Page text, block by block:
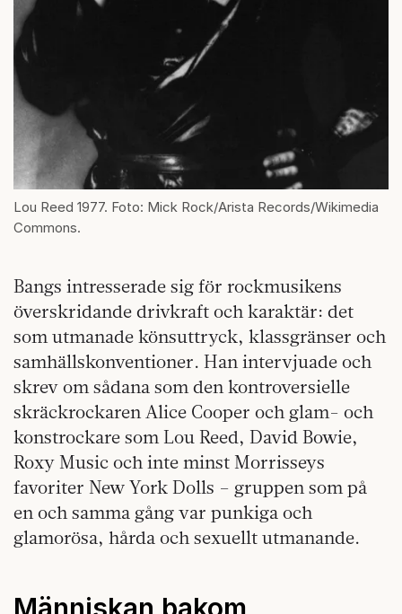
Lou Reed 1977. Foto: Mick Rock/Arista Records/Wikimedia
Commons.
Bangs intresserade sig för rockmusikens
överskridande drivkraft och karaktär: det
som utmanade könsuttryck, klassgränser och
samhällskonventioner. Han intervjuade och
skrev om sådana som den kontroversielle
skräckrockaren Alice Cooper och glam- och
konstrockare som Lou Reed, David Bowie,
Roxy Music och inte minst Morrisseys
favoriter New York Dolls – gruppen som på
en och samma gång var punkiga och
glamorösa, hårda och sexuellt utmanande.